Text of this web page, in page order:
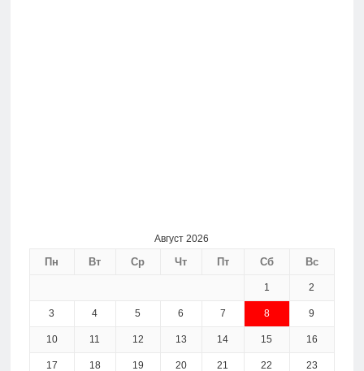
Август 2026
Пн Вт Ср Чт Пт Сб Вс
1 2
3 4 5 6 7 8 9
10 11 12 13 14 15 16
17 18 19 20 21 22 23